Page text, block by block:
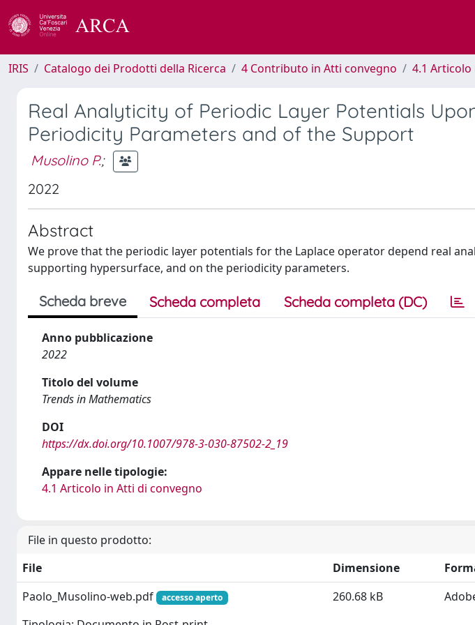
IRIS Catalogo dei Prodotti della Ricerca 4 Contributo in Atti convegno 4.1
Real Analyticity of Periodic Layer Potentials
Periodicity Parameters and of the Support
Musolino P.;
2022
Abstract
We prove that the periodic layer potentials for the Laplace operator depend real
supporting hypersurface, and on the periodicity parameters.
Scheda breve Scheda completa Scheda completa (DC)
Anno pubblicazione
2022
Titolo del volume
Trends in Mathematics
DOI
https://dx.doi.org/10.1007/978-3-030-87502-2_19
Appare nelle tipologie:
4.1 Articolo in Atti di convegno
File in questo prodotto:
File
Dimensione
Paolo_Musolino-web.pdf
accesso aperto 260.68 kB